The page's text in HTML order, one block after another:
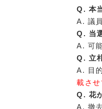
Q. 本
A. 議
Q. 当
A. 可
Q. 立
A. 目
載さ
Q. 花
A. 撤